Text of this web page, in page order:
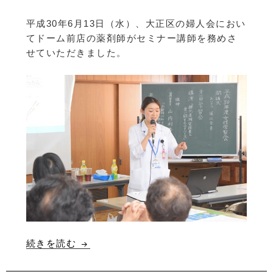
平成30年6月13日（水）、大正区の婦人会におい
てドーム前店の薬剤師がセミナー講師を務めさ
せていただきました。
続きを読む 大正区婦人会においてセミナーを開催しま